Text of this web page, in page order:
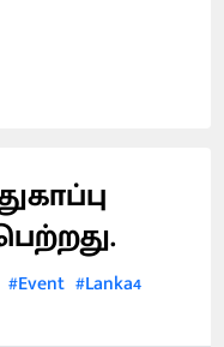
#Event #Lanka4